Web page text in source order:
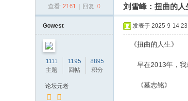
查看: 2161 回复: 0 刘雪峰：扭曲的人
Gowest
1111
主题
1195
回帖
8895
积分
论坛元老
发表于 2025-9-14
《扭曲的人生》
早在2013年，我就
《墓志铭》